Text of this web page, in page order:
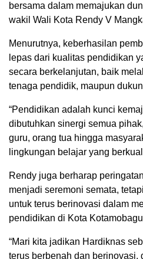
bersama dalam memajukan
wakil Wali Kota Rendy V
Menurutnya, keberhasilan
lepas dari kualitas pendidikan
secara berkelanjutan, baik
tenaga pendidik, maupun
“Pendidikan adalah kunci
dibutuhkan sinergi semua
guru, orang tua hingga
lingkungan belajar yang
Rendy juga berharap
menjadi seremoni semata,
untuk terus berinovasi dalam
pendidikan di Kota
“Mari kita jadikan Hardiknas
terus berbenah dan berinovasi,